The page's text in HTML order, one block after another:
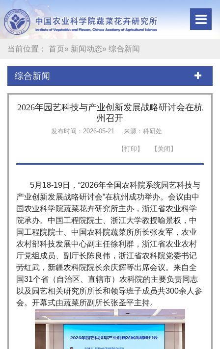
当前位置： 首页» 新闻动态» 综合新闻
综合新闻
2026年园艺科技与产业创新发展战略研讨会在杭
州召开
发布时间：2026-05-21 来源：科研处
5月18-19日，“2026年全国农科院系统园艺科技与
产业创新发展战略研讨会”在杭州成功举办。会议由中
国农业科学院蔬菜花卉研究所主办，浙江省农业科学
院承办。中国工程院院士、浙江大学教授喻景权，中
国工程院院士、中国农科院蔬菜所所长张友军，农业
农村部科技发展中心副主任徐利群，浙江省农业农村
厅党组成员、副厅长陈良伟，浙江省农科院党委书记
劳红武，新疆农科院院长余庆辉等出席会议。来自全
国31个省（自治区、直辖市）农科院的主要负责同志
以及园艺相关研究所所长和领导班子成员共300余人参
会。开幕式由蔬菜所副所长张圣平主持。